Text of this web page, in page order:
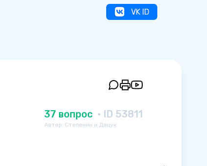
VK ID
37 вопрос · ID 53811
Автор: Степенин и Дацук